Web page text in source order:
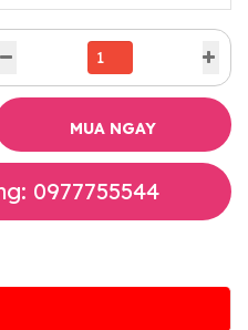
MUA NGAY
0977755544